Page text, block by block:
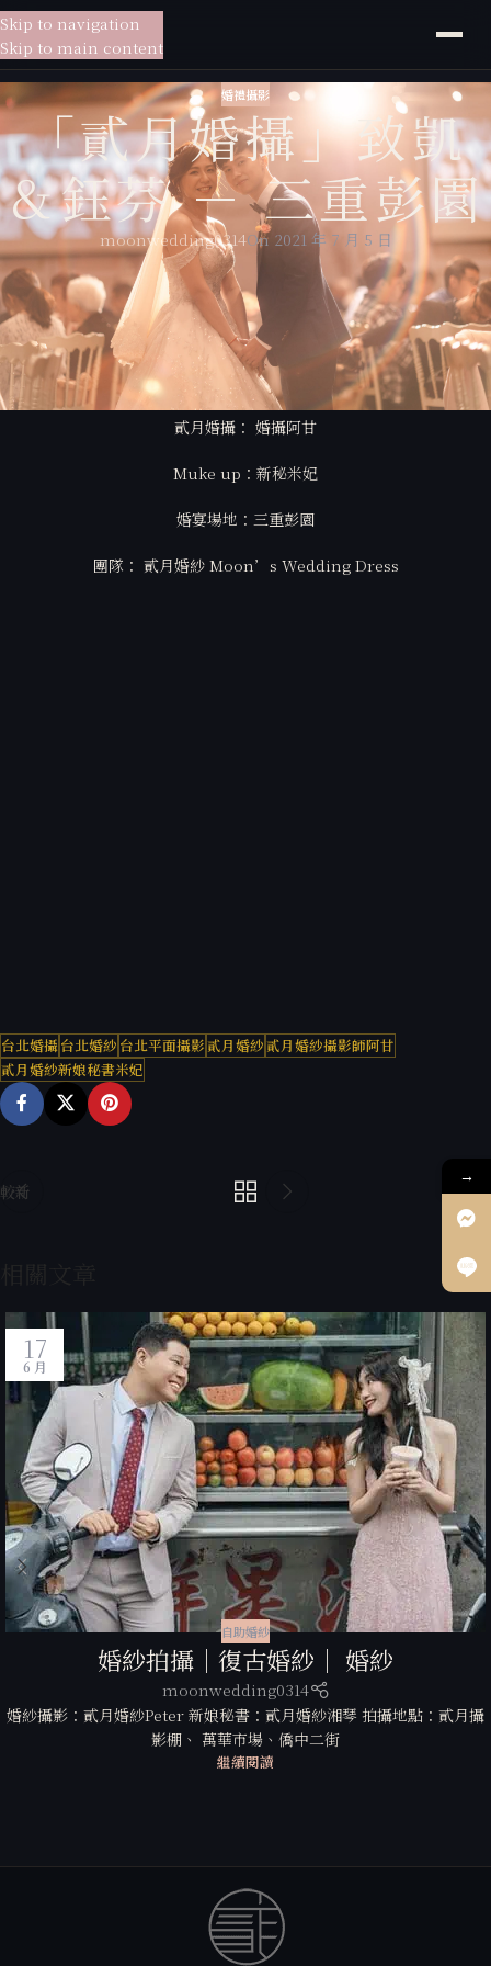
貳月婚紗
Skip to navigation
Skip to main content
婚禮攝影
「貳月婚攝」致凱
＆鈺芬 － 三重彭園
moonwedding0314On 2021 年 7 月 5 日
貳月婚紗給你一站式的服務，
從婚紗拍攝到宴客現場，為你量身訂製專屬於你的婚紗包套，
貳月婚紗擁有專業的新秘老師、婚禮攝影師，放心交給貳月婚紗讓你一站
搞定所有婚禮大小事。
貳月婚攝： 婚攝阿甘
Muke up：新秘米妃
婚宴場地：三重彭園
團隊： 貳月婚紗 Moon’s Wedding Dress
台北婚攝台北婚紗 台北平面攝影貳月婚紗貳月婚紗攝影師阿甘
貳月婚紗新娘秘書米妃
較新 較舊
17
6 月
自助婚紗
婚紗拍攝｜復古婚紗｜ 婚紗
moonwedding0314
婚紗攝影：貳月婚紗Peter 新娘秘書：貳月婚紗湘琴 拍攝地點：貳月攝
影棚、 萬華市場、僑中二街
繼續閱讀
→